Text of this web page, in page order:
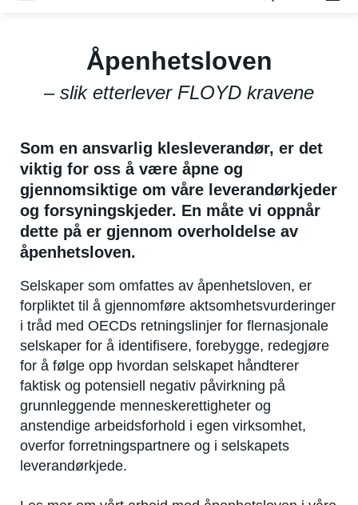
Åpenhetsloven
– slik etterlever FLOYD kravene
Som en ansvarlig klesleverandør, er det
viktig for oss å være åpne og
gjennomsiktige om våre leverandørkjeder
og forsyningskjeder. En måte vi oppnår
dette på er gjennom overholdelse av
åpenhetsloven.
Selskaper som omfattes av åpenhetsloven, er
forpliktet til å gjennomføre aktsomhetsvurderinger
i tråd med OECDs retningslinjer for flernasjonale
selskaper for å identifisere, forebygge, redegjøre
for å følge opp hvordan selskapet håndterer
faktisk og potensiell negativ påvirkning på
grunnleggende menneskerettigheter og
anstendige arbeidsforhold i egen virksomhet,
overfor forretningspartnere og i selskapets
leverandørkjede.